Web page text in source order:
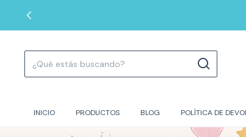
INICIO PRODUCTOS BLOG POLÍTICA DE